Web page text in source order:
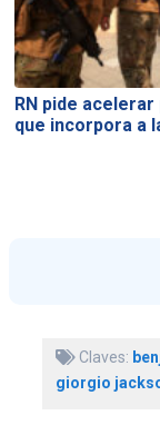
RN pide
que incorpora a
Claves:
giorgio